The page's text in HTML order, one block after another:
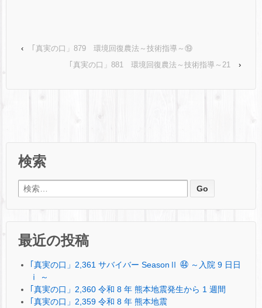
‹
｢真実の口」879 環境回復農法～技術指導～⑲
｢真実の口」881 環境回復農法～技術指導～21
›
検索
検索:
最近の投稿
｢真実の口」2,361 サバイバー SeasonⅡ ㊹ ～入院 9 日日
ⅰ ～
｢真実の口」2,360 令和 8 年 熊本地震発生から 1 週間
｢真実の口」2,359 令和 8 年 熊本地震